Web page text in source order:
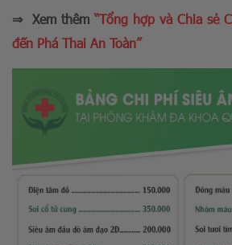
⇒ Xem thêm“Tổng hợp và Chia sẻ
đến Phá Thai An Toàn”